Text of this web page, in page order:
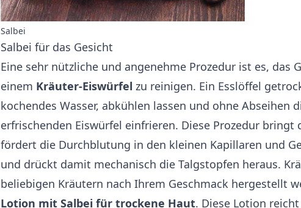
Salbei
Salbei für das Gesicht
Eine sehr nützliche und angenehme Prozedur ist es, das
einem Kräuter-Eiswürfel zu reinigen. Ein Esslöffel
kochendes Wasser, abkühlen lassen und ohne Abseihen
erfrischenden Eiswürfel einfrieren. Diese Prozedur bringt
fördert die Durchblutung in den kleinen Kapillaren und
und drückt damit mechanisch die Talgstopfen heraus.
beliebigen Kräutern nach Ihrem Geschmack hergestellt
Lotion mit Salbei für trockene Haut. Diese Lotion